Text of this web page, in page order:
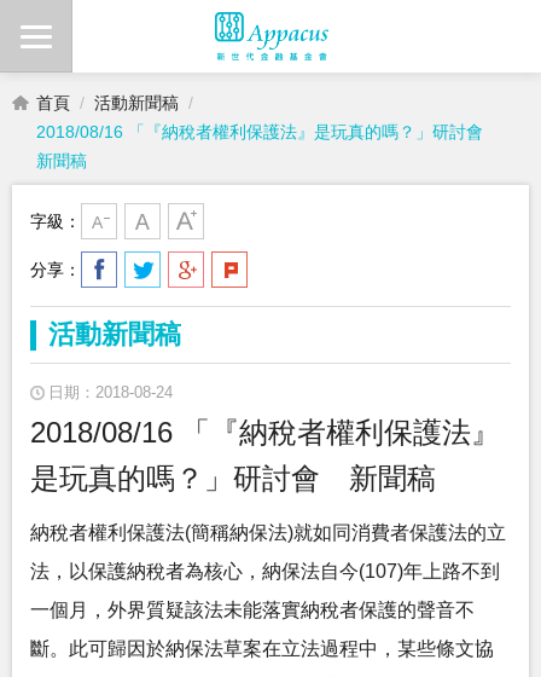
首頁
活動新聞稿
2018/08/16 「『納稅者權利保護法』是玩真的嗎？」研討會
新聞稿
字級：
分享：
活動新聞稿
日期：2018-08-24
2018/08/16 「『納稅者權利保護法』
是玩真的嗎？」研討會 新聞稿
納稅者權利保護法(簡稱納保法)就如同消費者保護法的立
法，以保護納稅者為核心，納保法自今(107)年上路不到
一個月，外界質疑該法未能落實納稅者保護的聲音不
斷。此可歸因於納保法草案在立法過程中，某些條文協